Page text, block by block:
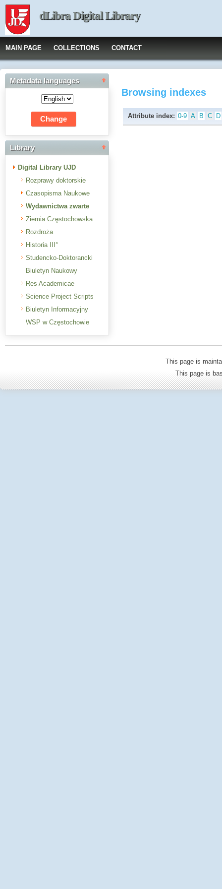
dLibra Digital Library
MAIN PAGE COLLECTIONS CONTACT
Metadata languages
Library
Digital Library UJD
Rozprawy doktorskie
Czasopisma Naukowe
Wydawnictwa zwarte
Ziemia Częstochowska
Rozdroża
Historia III°
Studencko-Doktorancki
Biuletyn Naukowy
Res Academicae
Science Project Scripts
Biuletyn Informacyjny
WSP w Częstochowie
Browsing indexes
Attribute index: 0-9 A B C D
This page is
This page is